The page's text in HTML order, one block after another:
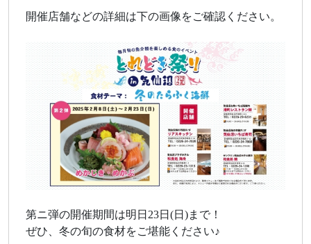
開催店舗などの詳細は下の画像をご確認ください。
第ニ弾の開催期間は明日23日(日)まで！
ぜひ、冬の旬の食材をご堪能ください♪